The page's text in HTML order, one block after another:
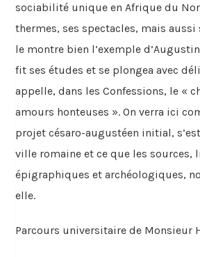
sociabilité unique en Afrique du
thermes, ses spectacles, mais aussi
le montre bien l’exemple
fit ses études et se plongea avec
appelle, dans les Confessions, le «
amours honteuses ». On verra ici
projet césaro-augustéen initial,
ville romaine et ce que les sources,
épigraphiques et archéologiques,
elle.
Parcours universitaire de Monsieur